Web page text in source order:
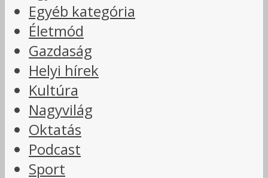
Egyéb kategória
Életmód
Gazdaság
Helyi hírek
Kultúra
Nagyvilág
Oktatás
Podcast
Sport